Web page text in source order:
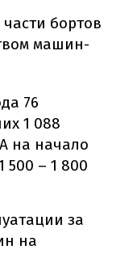
бортов
машин-
76
1 088
на начало
500 – 1 800
за
на